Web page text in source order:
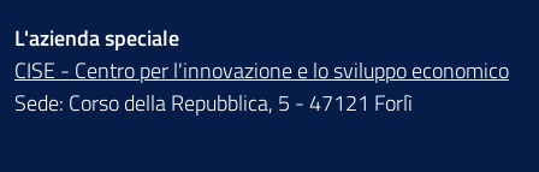
L'azienda speciale
CISE - Centro per l'innovazione e lo sviluppo economico
Sede: Corso della Repubblica, 5 - 47121 Forlì